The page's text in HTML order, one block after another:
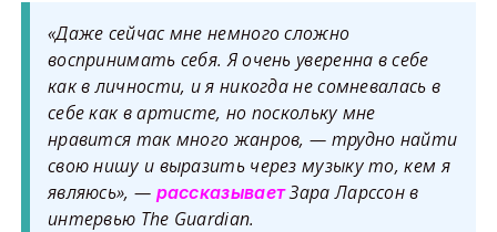
«Даже сейчас мне немного сложно
воспринимать себя. Я очень уверенна в себе
как в личности, и я никогда не сомневалась в
себе как в артисте, но поскольку мне
нравится так много жанров, — трудно найти
свою нишу и выразить через музыку то, кем я
являюсь», — рассказывает Зара Ларссон в
интервью The Guardian.